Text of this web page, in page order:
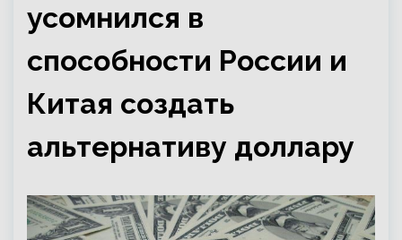
усомнился в
способности России и
Китая создать
альтернативу доллару